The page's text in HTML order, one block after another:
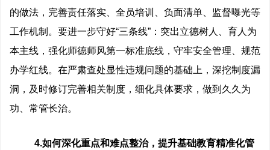
的做法，完善责任落实、全员培训、负面清单、监督曝光等
工作机制。要进一步守好“三条线”：突出立德树人、育人为
本主线，强化师德师风第一标准底线，守牢安全管理、规范
办学红线。在严肃查处显性违规问题的基础上，深挖制度漏
洞，及时修订完善相关制度，细化具体要求，做到久久为
功、常管长治。
4.如何深化重点和难点整治，提升基础教育精准化管